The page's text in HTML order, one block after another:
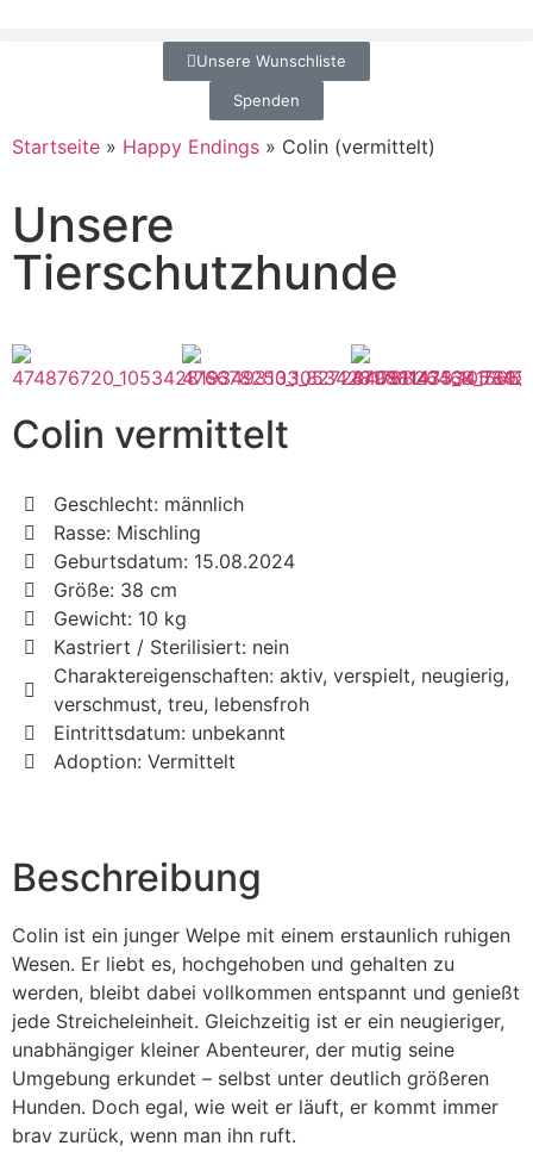
Unsere Wunschliste
Spenden
Startseite » Happy Endings » Colin (vermittelt)
Unsere
Tierschutzhunde
Colin vermittelt
Geschlecht: männlich
Rasse: Mischling
Geburtsdatum: 15.08.2024
Größe: 38 cm
Gewicht: 10 kg
Kastriert / Sterilisiert: nein
Charaktereigenschaften: aktiv, verspielt, neugierig,
verschmust, treu, lebensfroh
Eintrittsdatum: unbekannt
Adoption: Vermittelt
Beschreibung
Colin ist ein junger Welpe mit einem erstaunlich ruhigen
Wesen. Er liebt es, hochgehoben und gehalten zu
werden, bleibt dabei vollkommen entspannt und genießt
jede Streicheleinheit. Gleichzeitig ist er ein neugieriger,
unabhängiger kleiner Abenteurer, der mutig seine
Umgebung erkundet – selbst unter deutlich größeren
Hunden. Doch egal, wie weit er läuft, er kommt immer
brav zurück, wenn man ihn ruft.